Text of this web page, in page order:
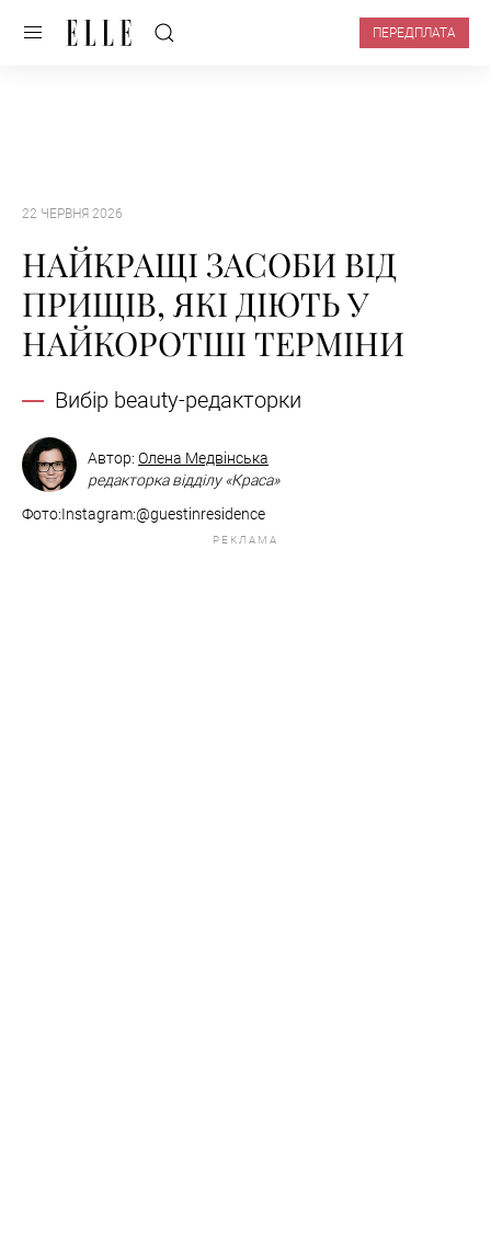
ПЕРЕДПЛАТА
22 ЧЕРВНЯ 2026
НАЙКРАЩІ ЗАСОБИ ВІД
ПРИЩІВ, ЯКІ ДІЮТЬ У
НАЙКОРОТШІ ТЕРМІНИ
Вибір beauty-редакторки
Автор: Олена Медвінська
редакторка відділу «Краса»
Фото:​​​​​​​​​​​​​​Instagram:@guestinresidence
РЕКЛАМА